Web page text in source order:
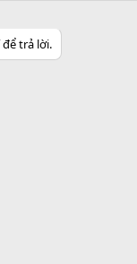
trả lời.